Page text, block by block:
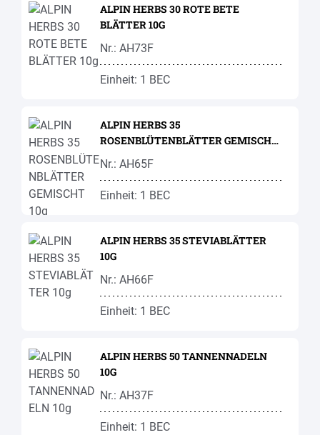
ALPIN HERBS 30 ROTE BETE
BLÄTTER 10G
Nr.: AH73F
Einheit: 1 BEC
ALPIN HERBS 35
ROSENBLÜTENBLÄTTER GEMISCHT
10G
Nr.: AH65F
Einheit: 1 BEC
ALPIN HERBS 35 STEVIABLÄTTER
10G
Nr.: AH66F
Einheit: 1 BEC
ALPIN HERBS 50 TANNENNADELN
10G
Nr.: AH37F
Einheit: 1 BEC